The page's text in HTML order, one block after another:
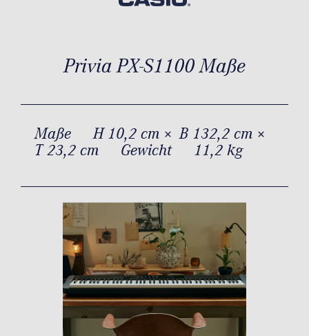
Privia PX-S1100 Maße
Maße
H 10,2 cm × B 132,2 cm ×
T 23,2 cm
Gewicht 11,2 kg